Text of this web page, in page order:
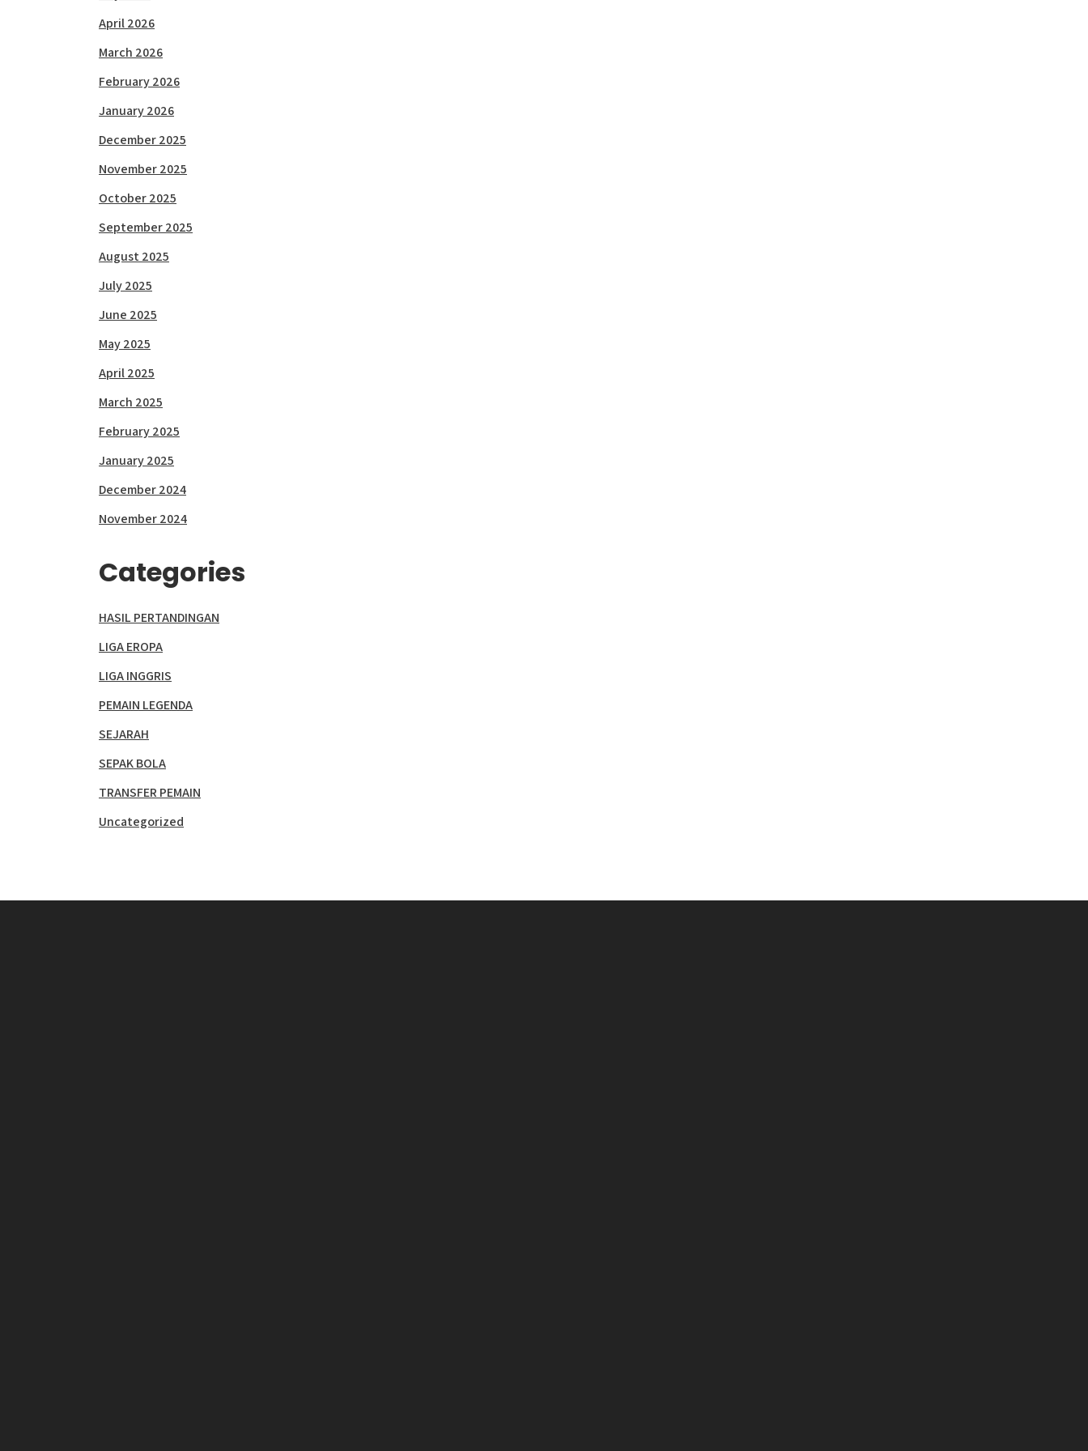
April 2026
March 2026
February 2026
January 2026
December 2025
November 2025
October 2025
September 2025
August 2025
July 2025
June 2025
May 2025
April 2025
March 2025
February 2025
January 2025
December 2024
November 2024
Categories
HASIL PERTANDINGAN
LIGA EROPA
LIGA INGGRIS
PEMAIN LEGENDA
SEJARAH
SEPAK BOLA
TRANSFER PEMAIN
Uncategorized